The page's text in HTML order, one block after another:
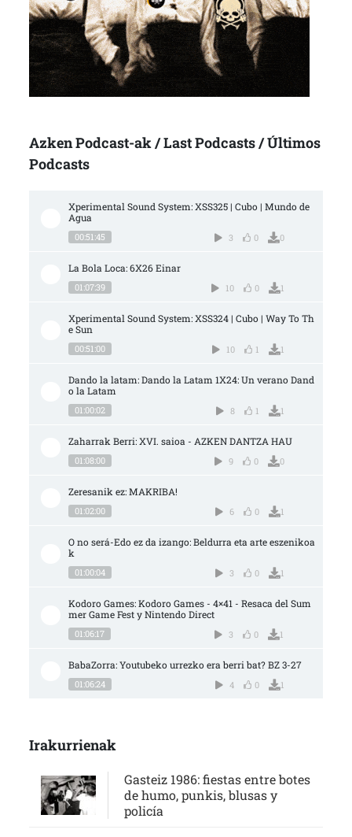
Azken Podcast-ak / Last Podcasts / Últimos
Podcasts
Xperimental Sound System: XSS325 | Cubo | Mundo de
Agua
00:51:45 3 0 0
La Bola Loca: 6X26 Einar
01:07:39 10 0 1
Xperimental Sound System: XSS324 | Cubo | Way To Th
e Sun
00:51:00 10 1 1
Dando la latam: Dando la Latam 1X24: Un verano Dand
o la Latam
01:00:02 8 1 1
Zaharrak Berri: XVI. saioa - AZKEN DANTZA HAU
01:08:00 9 0 0
Zeresanik ez: MAKRIBA!
01:02:00 6 0 1
O no será-Edo ez da izango: Beldurra eta arte eszenikoa
k
01:00:04 3 0 1
Kodoro Games: Kodoro Games - 4×41 - Resaca del Sum
mer Game Fest y Nintendo Direct
01:06:17 3 0 1
BabaZorra: Youtubeko urrezko era berri bat? BZ 3-27
01:06:24 4 0 1
Irakurrienak
Gasteiz 1986: fiestas entre botes
de humo, punkis, blusas y
policía